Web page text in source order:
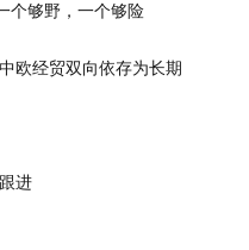
个够野，一个够险
欧经贸双向依存为长期
进